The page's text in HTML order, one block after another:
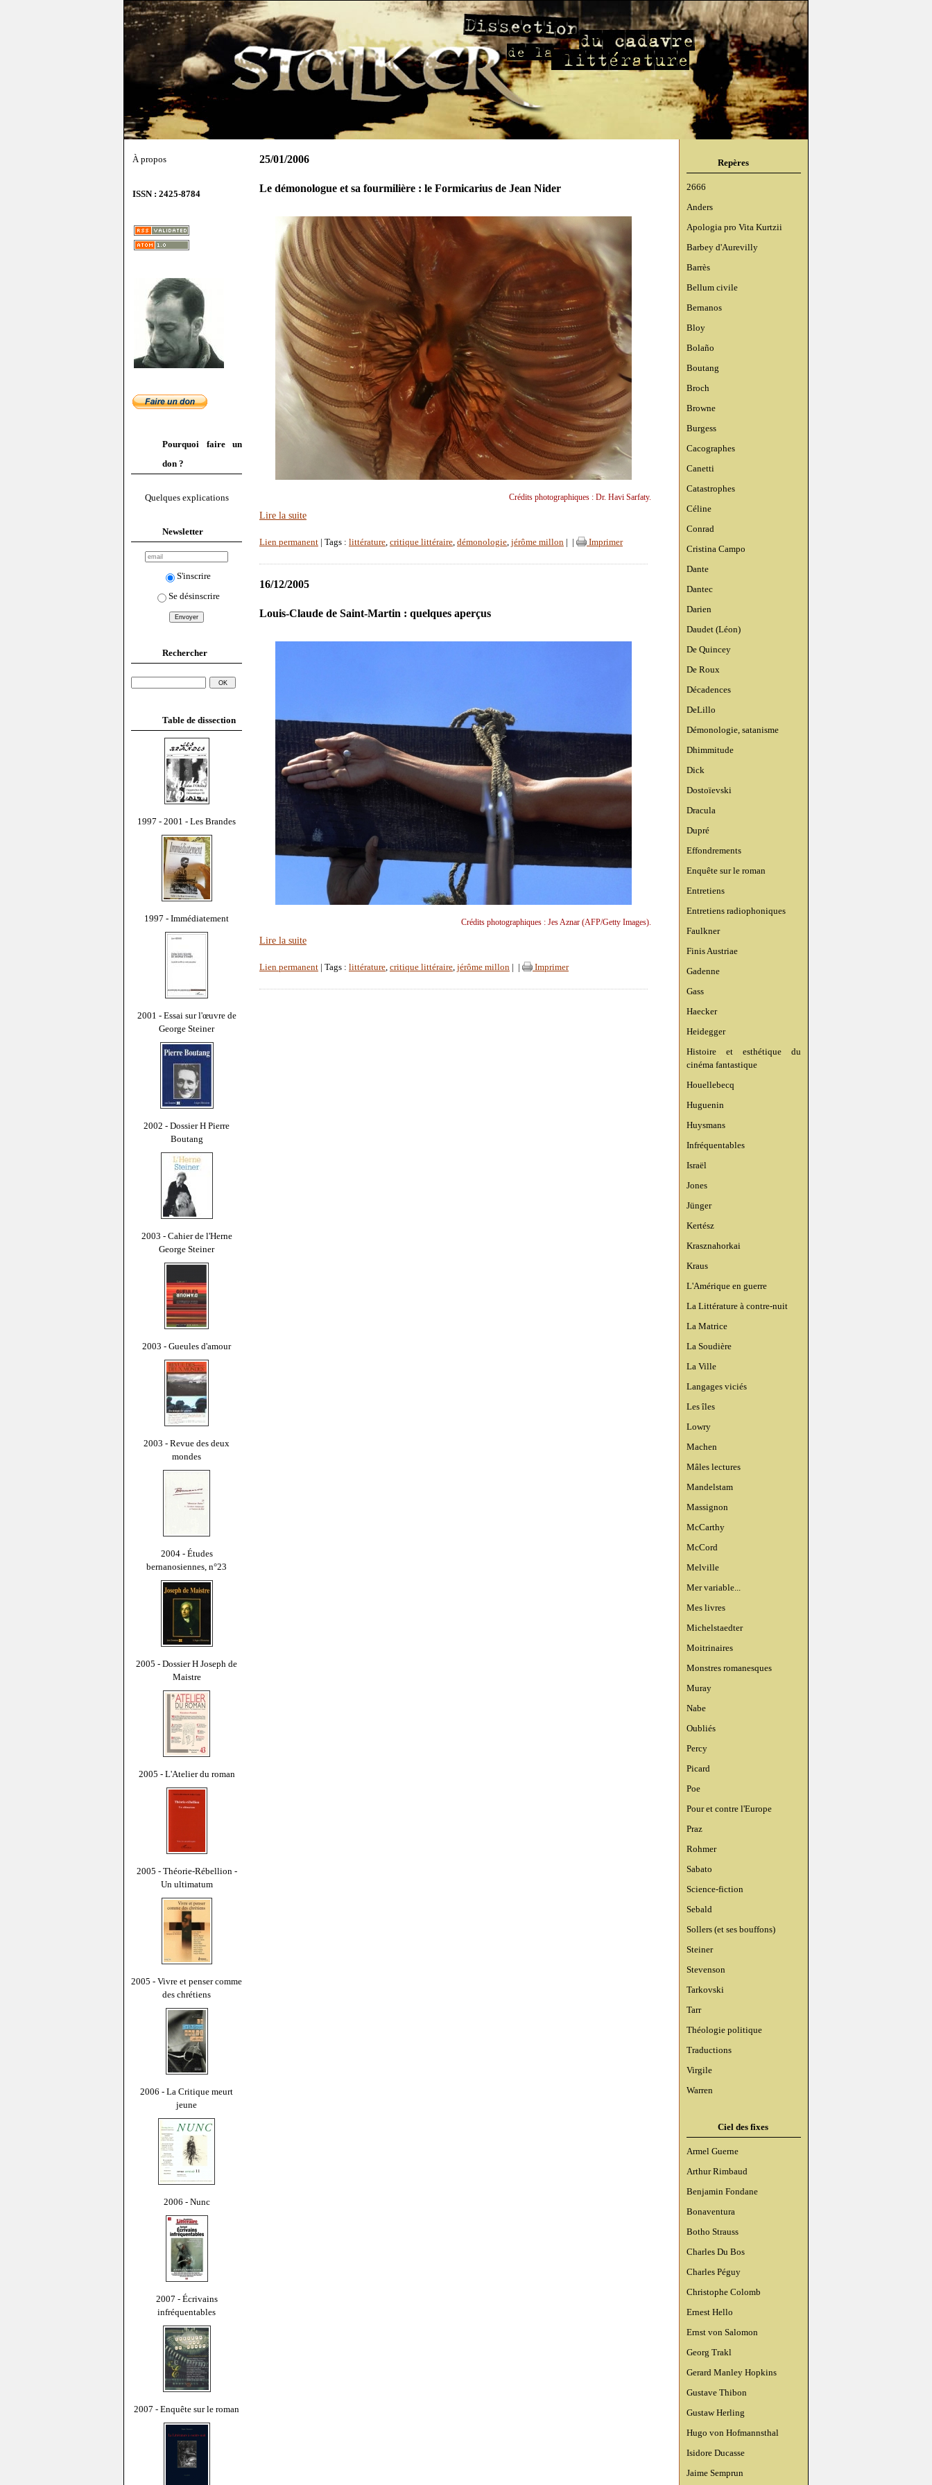
À propos
ISSN : 2425-8784
Pourquoi faire un
don ?
Quelques explications
Newsletter
S'inscrire
Se désinscrire
Rechercher
Table de dissection
1997 - 2001 - Les Brandes
1997 - Immédiatement
2001 - Essai sur l'œuvre de
George Steiner
2002 - Dossier H Pierre
Boutang
2003 - Cahier de l'Herne
George Steiner
2003 - Gueules d'amour
2003 - Revue des deux
mondes
2004 - Études
bernanosiennes, n°23
2005 - Dossier H Joseph de
Maistre
2005 - L'Atelier du roman
2005 - Théorie-Rébellion -
Un ultimatum
2005 - Vivre et penser comme
des chrétiens
2006 - La Critique meurt
jeune
2006 - Nunc
2007 - Écrivains
infréquentables
2007 - Enquête sur le roman
Repères
2666
Anders
Apologia pro Vita Kurtzii
Barbey d'Aurevilly
Barrès
Bellum civile
Bernanos
Bloy
Bolaño
Boutang
Broch
Browne
Burgess
Cacographes
Canetti
Catastrophes
Céline
Conrad
Cristina Campo
Dante
Dantec
Darien
Daudet (Léon)
De Quincey
De Roux
Décadences
DeLillo
Démonologie, satanisme
Dhimmitude
Dick
Dostoïevski
Dracula
Dupré
Effondrements
Enquête sur le roman
Entretiens
Entretiens radiophoniques
Faulkner
Finis Austriae
Gadenne
Gass
Haecker
Heidegger
Histoire et esthétique du
cinéma fantastique
Houellebecq
Huguenin
Huysmans
Infréquentables
Israël
Jones
Jünger
Kertész
Krasznahorkai
Kraus
L'Amérique en guerre
La Littérature à contre-nuit
La Matrice
La Soudière
La Ville
Langages viciés
Les îles
Lowry
Machen
Mâles lectures
Mandelstam
Massignon
McCarthy
McCord
Melville
Mer variable...
Mes livres
Michelstaedter
Moitrinaires
Monstres romanesques
Muray
Nabe
Oubliés
Percy
Picard
Poe
Pour et contre l'Europe
Praz
Rohmer
Sabato
Science-fiction
Sebald
Sollers (et ses bouffons)
Steiner
Stevenson
Tarkovski
Tarr
Théologie politique
Traductions
Virgile
Warren
Ciel des fixes
Armel Guerne
Arthur Rimbaud
Benjamin Fondane
Bonaventura
Botho Strauss
Charles Du Bos
Charles Péguy
Christophe Colomb
Ernest Hello
Ernst von Salomon
Georg Trakl
Gerard Manley Hopkins
Gustave Thibon
Gustaw Herling
Hugo von Hofmannsthal
Isidore Ducasse
Jaime Semprun
25/01/2006
Le démonologue et sa fourmilière : le Formicarius de Jean Nider
Crédits photographiques : Dr. Havi Sarfaty.
Lire la suite
Lien permanent | Tags : littérature, critique littéraire, démonologie, jérôme millon Imprimer
16/12/2005
Louis-Claude de Saint-Martin : quelques aperçus
Crédits photographiques : Jes Aznar (AFP/Getty Images).
Lire la suite
Lien permanent | Tags : littérature, critique littéraire, jérôme millon Imprimer